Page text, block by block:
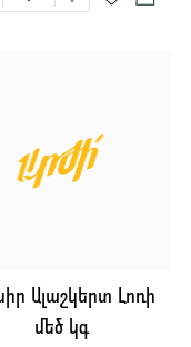
Ալաշկերտ Լոռի
մեծ կգ